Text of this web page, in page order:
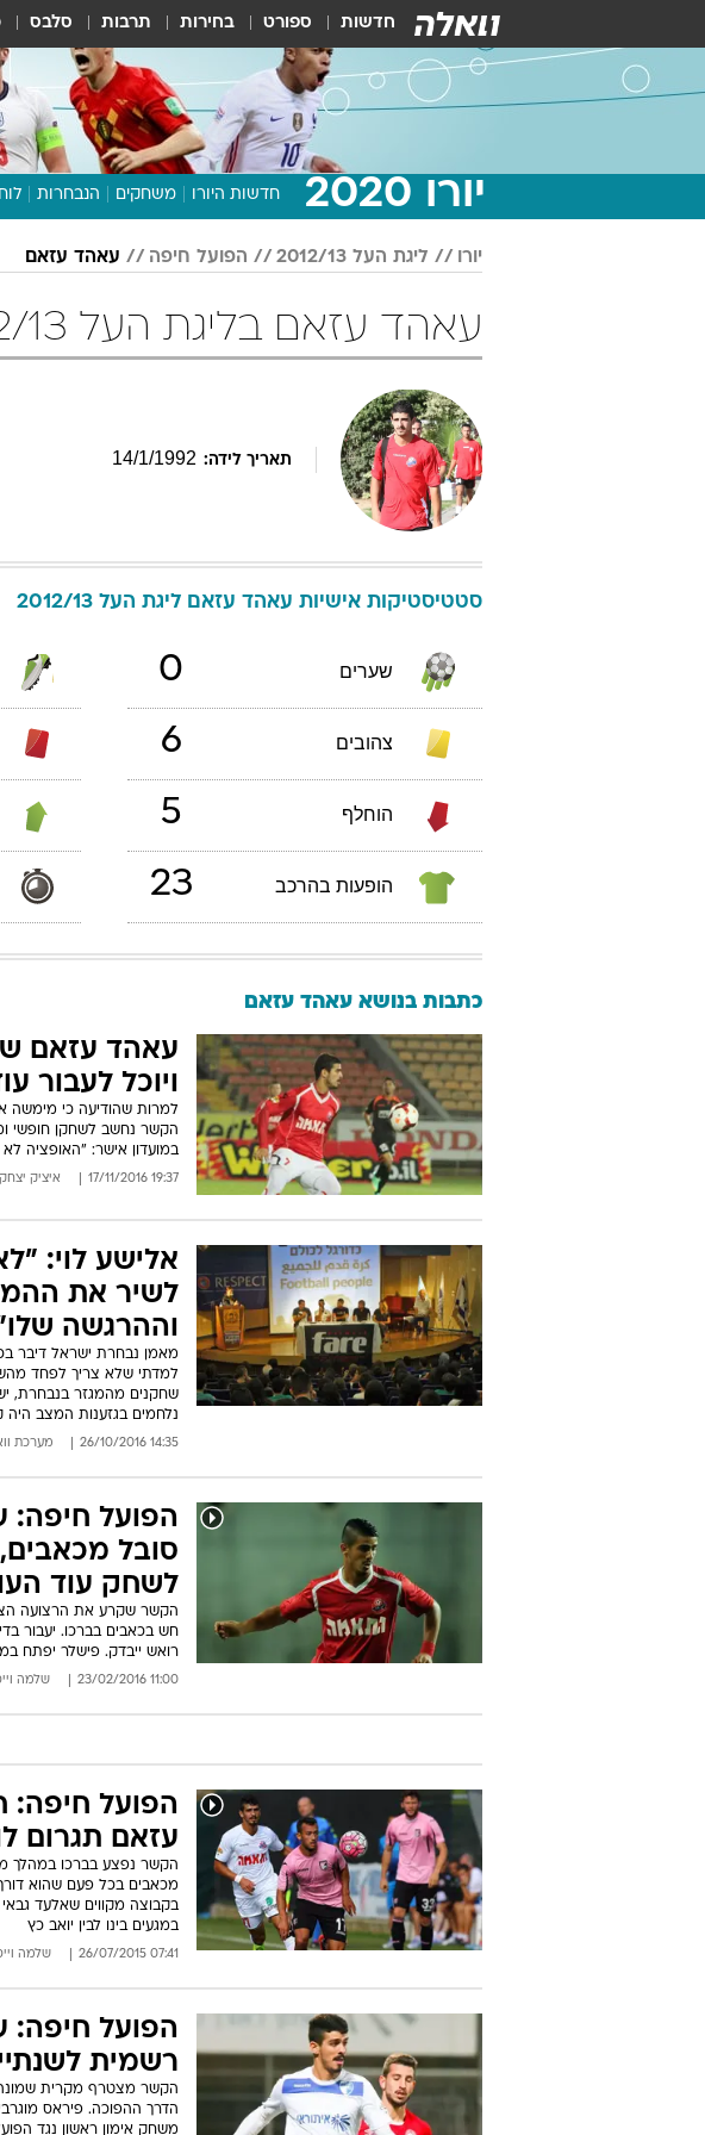
חדשות ספורט בחירות תרבות סלבס
יורו 2020 חדשות היורו משחקים הנבחרות
יורו ליגת העל 2012/13 הפועל חיפה עאהד עזאם
עאהד עזאם בליגת העל 2012/13 כדורגל
תאריך לידה: 14/1/1992
סטטיסטיקות אישיות עאהד עזאם ליגת העל 2012/13
שערים 0
צהובים 6
הוחלף 5
הופעות בהרכב 23
כתבות בנושא עאהד עזאם
עאהד עזאם
ויוכל לעבור
למרות שהודיעה כי
הקשר נחשב לשחקן חופשי
במועדון אישר: "האופציה
19:37 17/11/2016 איציק
אלישע לוי:
לשיר את
וההרגשה
מאמן נבחרת ישראל דיבר
למדתי שלא צריך לפחד
שחקנים מהמגזר בנבחרת,
נלחמים בגזענות המצב היה
14:35 26/10/2016 מערכת
הפועל חיפה:
סובל
לשחק עוד
הקשר שקרע את הרצועה
רואש ייבדק. פישלר יפתח
11:00 23/02/2016 שלמה
הפועל
עזאם תגרום
הקשר נפצע בברכו במהלך
בקבוצה מקווים שאלעד
במגעים בינו לבין יואב כץ
07:41 26/07/2015 שלמה
הפועל חיפה:
רשמית
הקשר מצטרף מקרית
הדרך ההפוכה. פיראס
משחק אימון ראשון נגד